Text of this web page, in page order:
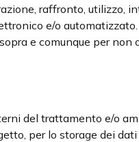
raffronto, utilizzo,
e/o automatizzato.
e comunque per
del trattamento e/o
per lo storage dei